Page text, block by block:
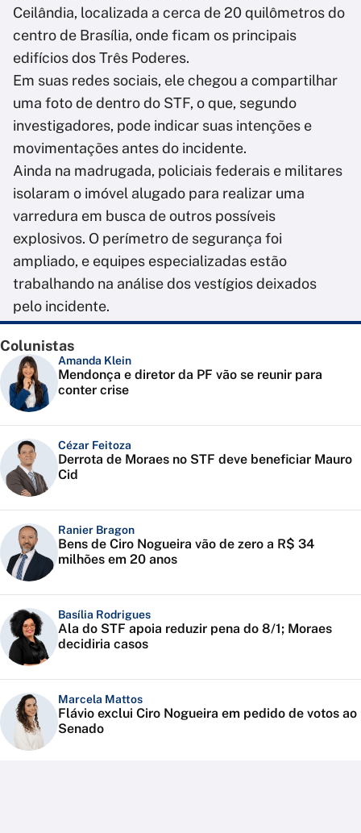
Ceilândia, localizada a cerca de 20 quilômetros do
centro de Brasília, onde ficam os principais
edifícios dos Três Poderes.
Em suas redes sociais, ele chegou a compartilhar
uma foto de dentro do STF, o que, segundo
investigadores, pode indicar suas intenções e
movimentações antes do incidente.
Ainda na madrugada, policiais federais e militares
isolaram o imóvel alugado para realizar uma
varredura em busca de outros possíveis
explosivos. O perímetro de segurança foi
ampliado, e equipes especializadas estão
trabalhando na análise dos vestígios deixados
pelo incidente.
Colunistas
Amanda Klein
Mendonça e diretor da PF vão se reunir para
conter crise
Cézar Feitoza
Derrota de Moraes no STF deve beneficiar Mauro
Cid
Ranier Bragon
Bens de Ciro Nogueira vão de zero a R$ 34
milhões em 20 anos
Basília Rodrigues
Ala do STF apoia reduzir pena do 8/1; Moraes
decidiria casos
Marcela Mattos
Flávio exclui Ciro Nogueira em pedido de votos ao
Senado